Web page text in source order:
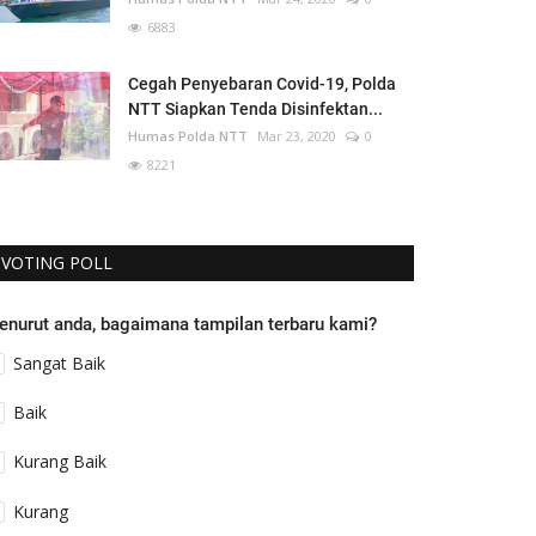
6883
Cegah Penyebaran Covid-19, Polda
NTT Siapkan Tenda Disinfektan...
Humas Polda NTT Mar 23, 2020
0
8221
VOTING POLL
anda, bagaimana tampilan terbaru kami?
Sangat Baik
Baik
Kurang Baik
Kurang